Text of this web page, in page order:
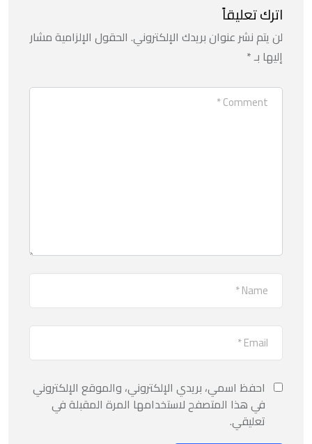
اترك تعليقاً
لن يتم نشر عنوان بريدك الإلكتروني. الحقول الإلزامية مشار
إليها بـ*
احفظ اسمي، بريدي الإلكتروني، والموقع الإلكتروني
في هذا المتصفح لاستخدامها المرة المقبلة في
تعليقي.